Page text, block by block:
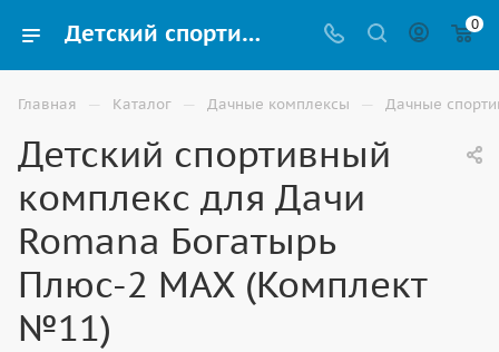
Детский спортивный комплекс для Дачи Romana Богатырь Плюс-2 МАХ (Комплект №11) купить в Волгограде 0
Главная — Каталог — Дачные комплексы — Дачные
Детский спортивный
комплекс для Дачи
Romana Богатырь
Плюс-2 МАХ (Комплект
№11)